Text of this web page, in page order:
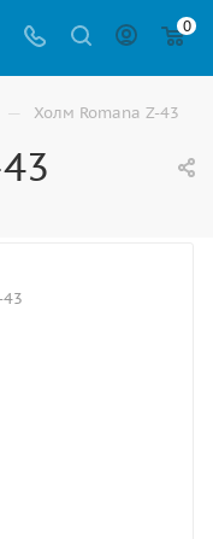
0
— Холм Romana Z-43
43